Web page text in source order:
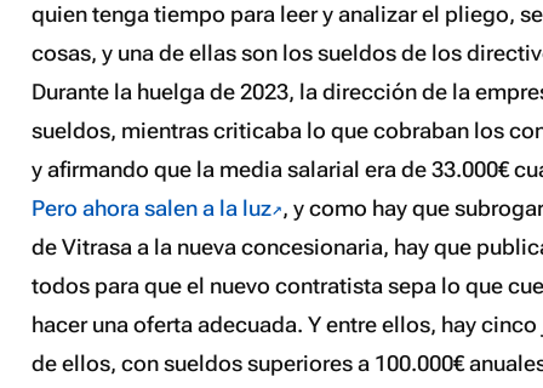
quien tenga tiempo para leer y analizar el pliego,
cosas, y una de ellas son los sueldos de los
Durante la huelga de 2023, la dirección de la
sueldos, mientras criticaba lo que cobraban los
y afirmando que la media salarial era de 33.000€
Pero ahora salen a la luz , y como hay que
de Vitrasa a la nueva concesionaria, hay que
todos para que el nuevo contratista sepa lo que
hacer una oferta adecuada. Y entre ellos, hay
de ellos, con sueldos superiores a 100.000€